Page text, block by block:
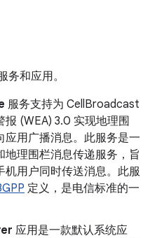
和应用。
服务支持为 CellBroadcast
(WEA) 3.0 实现地理围
应用广播消息。此服务是一
理围栏消息传递服务，旨
机用户同时传送消息。此服
定义，是电信标准的一
应用是一款默认系统应